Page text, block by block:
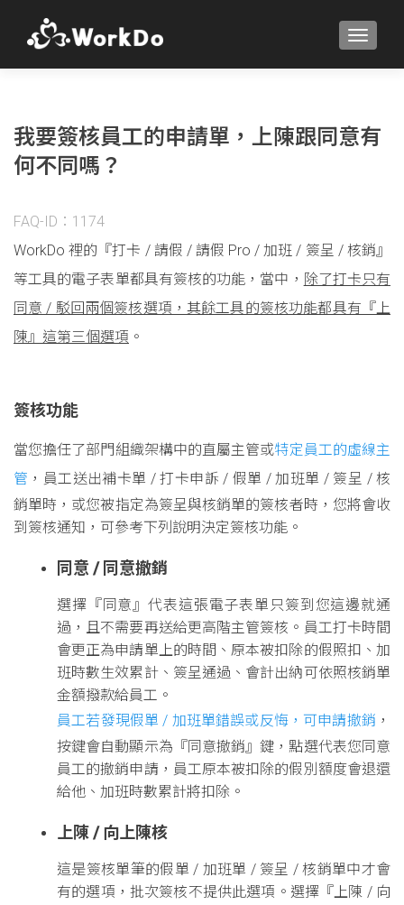
我要簽核員工的申請單，上陳跟同意有
何不同嗎？
FAQ-ID：1174
WorkDo 裡的『打卡 / 請假 / 請假 Pro / 加班 / 簽呈 / 核銷』
等工具的電子表單都具有簽核的功能，當中， 除了打卡只有
同意 / 駁回兩個簽核選項，其餘工具的簽核功能都具有『上
陳』這第三個選項 。
簽核功能
當您擔任了部門組織架構中的直屬主管或特定員工的虛線主
管 ，員工送出補卡單 / 打卡申訴 / 假單 / 加班單 / 簽呈 / 核
銷單時，或您被指定為簽呈與核銷單的簽核者時，您將會收
到簽核通知，可參考下列說明決定簽核功能。
同意 / 同意撤銷
選擇『同意』代表這張電子表單只簽到您這邊就通
過，且不需要再送給更高階主管簽核。員工打卡時間
會更正為申請單上的時間、原本被扣除的假照扣、加
班時數生效累計、簽呈通過、會計出納可依照核銷單
金額撥款給員工。
員工若發現假單 / 加班單錯誤或反悔，可申請撤銷 ，
按鍵會自動顯示為『同意撤銷』鍵，點選代表您同意
員工的撤銷申請，員工原本被扣除的假別額度會退還
給他、加班時數累計將扣除。
上陳 / 向上陳核
這是簽核單筆的假單 / 加班單 / 簽呈 / 核銷單中才會
有的選項，批次簽核不提供此選項。選擇『上陳 / 向